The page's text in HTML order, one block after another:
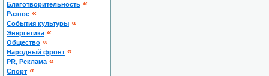
Благотворительность «
Разное «
Cобытия культуры «
Энергетика «
Общество «
Народный фронт «
PR, Реклама «
Спорт «